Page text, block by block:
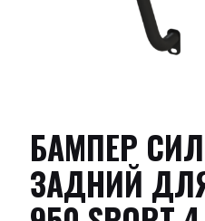
БАМПЕР
ЗАДНИЙ ДЛЯ